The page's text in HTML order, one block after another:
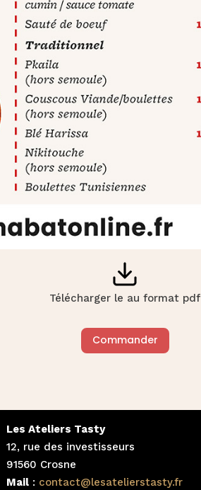
Télécharger le au format pdf
Commander
Les Ateliers Tasty
12, rue des investisseurs
91560 Crosne
Mail: contact@lesatelierstasty.fr